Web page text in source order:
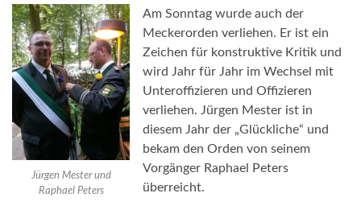
Jürgen Mester und
Raphael Peters
Am Sonntag wurde auch der
Meckerorden verliehen. Er ist ein
Zeichen für konstruktive Kritik und
wird Jahr für Jahr im Wechsel mit
Unteroffizieren und Offizieren
verliehen. Jürgen Mester ist in
diesem Jahr der „Glückliche“ und
bekam den Orden von seinem
Vorgänger Raphael Peters
überreicht.